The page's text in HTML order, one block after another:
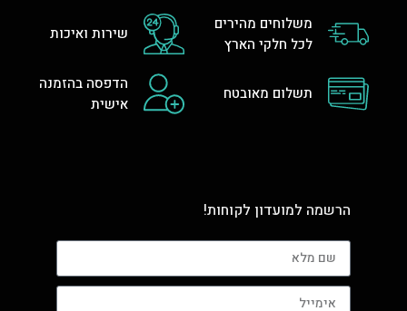
משלוחים מהירים
לכל חלקי הארץ
שירות ואיכות
תשלום מאובטח
הדפסה בהזמנה
אישית
הרשמה למועדון לקוחות!